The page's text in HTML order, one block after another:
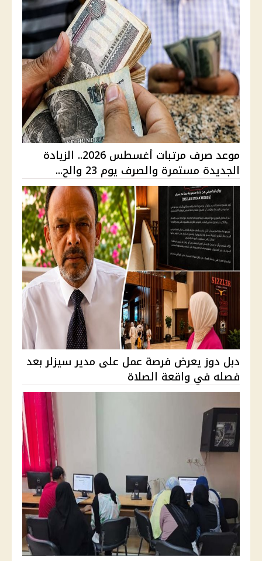
موعد صرف مرتبات أغسطس 2026.. الزيادة
الجديدة مستمرة والصرف يوم 23 والح...
دبل دوز يعرض فرصة عمل على مدير سيزلر بعد
فصله في واقعة الصلاة